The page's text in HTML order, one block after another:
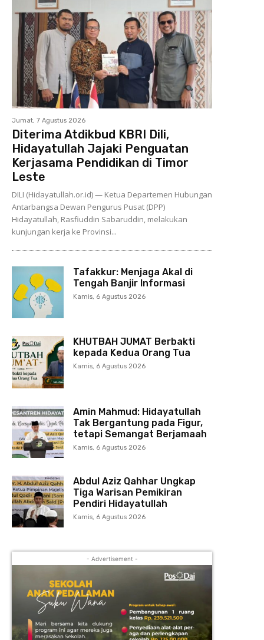
Jumat, 7 Agustus 2026
Diterima Atdikbud KBRI Dili,
Hidayatullah Jajaki Penguatan
Kerjasama Pendidikan di Timor
Leste
DILI (Hidayatullah.or.id) — Ketua Departemen Hubungan
Antarbangsa Dewan Pengurus Pusat (DPP)
Hidayatullah, Rasfiuddin Sabaruddin, melakukan
kunjungan kerja ke Provinsi...
Tafakkur: Menjaga Akal di
Tengah Banjir Informasi
Kamis, 6 Agustus 2026
KHUTBAH JUMAT Berbakti
kepada Kedua Orang Tua
Kamis, 6 Agustus 2026
Amin Mahmud: Hidayatullah
Tak Bergantung pada Figur,
tetapi Semangat Berjamaah
Kamis, 6 Agustus 2026
Abdul Aziz Qahhar Ungkap
Tiga Warisan Pemikiran
Pendiri Hidayatullah
Kamis, 6 Agustus 2026
- Advertisement -